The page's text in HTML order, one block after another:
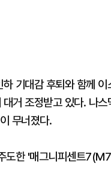
기대감 후퇴와 함께
거 조정받고 있다. 나
무너졌다.
도한 '매그니피센트